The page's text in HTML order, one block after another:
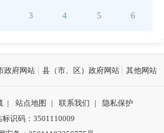
3 4 5 6
政府网站 县（市、区）政府网站 其他网站
| 站点地图 | 联系我们 |
隐私保护
标识码：3501110009